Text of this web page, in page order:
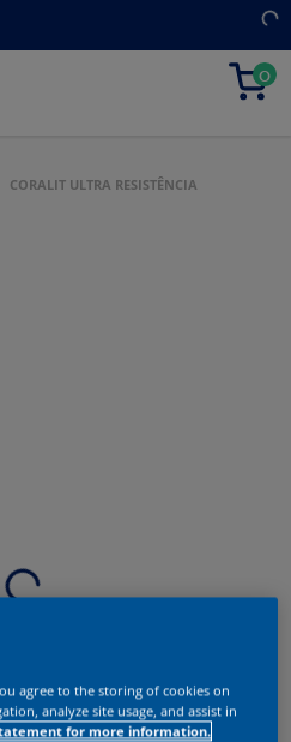
0
0
CORALIT ULTRA RESISTÊNCIA
agree to the storing of cookies on
analyze site usage, and assist in
for more information.